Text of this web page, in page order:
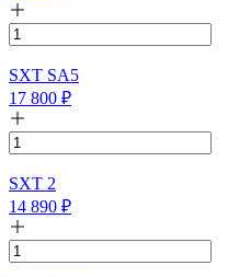
SXT SA5
17 800 ₽
SXT 2
14 890 ₽